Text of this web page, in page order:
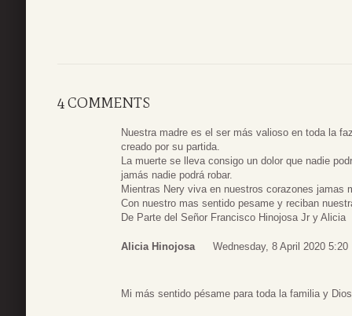
4 COMMENTS
Nuestra madre es el ser más valioso en toda la
creado por su partida.
La muerte se lleva consigo un dolor que nadie
jamás nadie podrá robar.
Mientras Nery viva en nuestros corazones jamas
Con nuestro mas sentido pesame y reciban
De Parte del Señor Francisco Hinojosa Jr y Alicia
Alicia Hinojosa Wednesday, 8 April 2020 5:20
Mi más sentido pésame para toda la familia y